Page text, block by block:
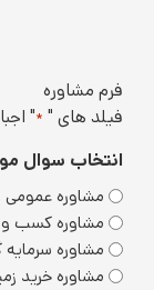
فرم مشاوره
فیلد های " *
"
انتخاب سوال
مشاوره عمومی
مشاوره کسب و
مشاوره سرمایه
مشاوره خرید